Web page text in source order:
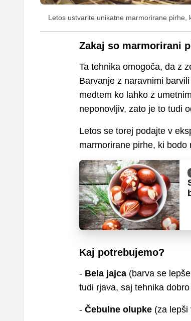
Letos ustvarite unikatne marmorirane pirhe,
Zakaj so marmorirani
Ta tehnika omogoča, da z
Barvanje z naravnimi
medtem ko lahko z
neponovljiv, zato je to tudi
Letos se torej podajte v
marmorirane pirhe, ki
Kaj potrebujemo?
- Bela jajca (barva se
tudi rjava, saj tehnika
- Čebulne olupke (za lepši